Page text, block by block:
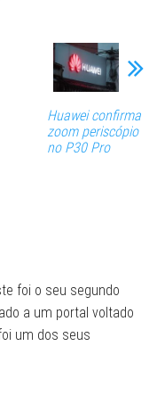
Huawei confirma
zoom periscópio
no P30 Pro
foi o seu segundo
a um portal voltado
um dos seus